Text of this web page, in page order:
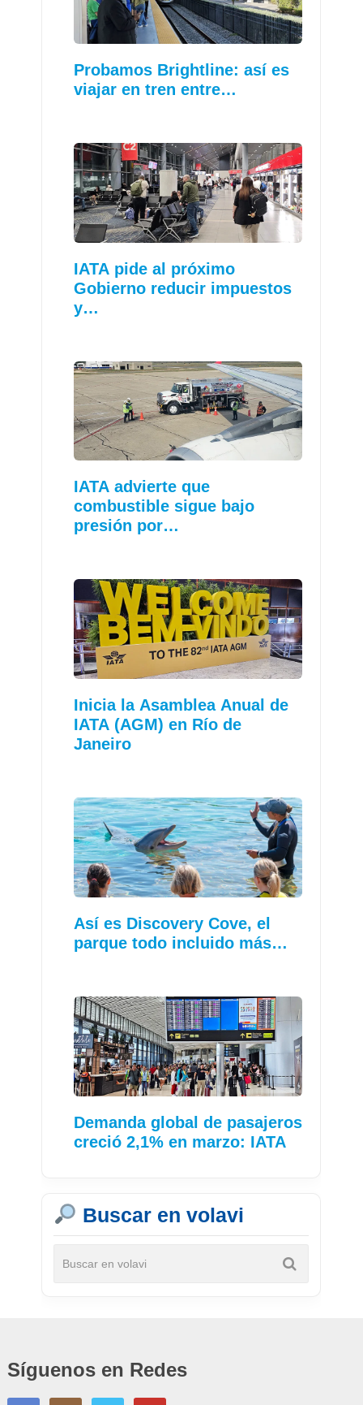
Probamos Brightline: así es
viajar en tren entre…
IATA pide al próximo
Gobierno reducir impuestos
y…
IATA advierte que
combustible sigue bajo
presión por…
Inicia la Asamblea Anual de
IATA (AGM) en Río de
Janeiro
Así es Discovery Cove, el
parque todo incluido más…
Demanda global de pasajeros
creció 2,1% en marzo: IATA
Buscar en volavi
Síguenos en Redes